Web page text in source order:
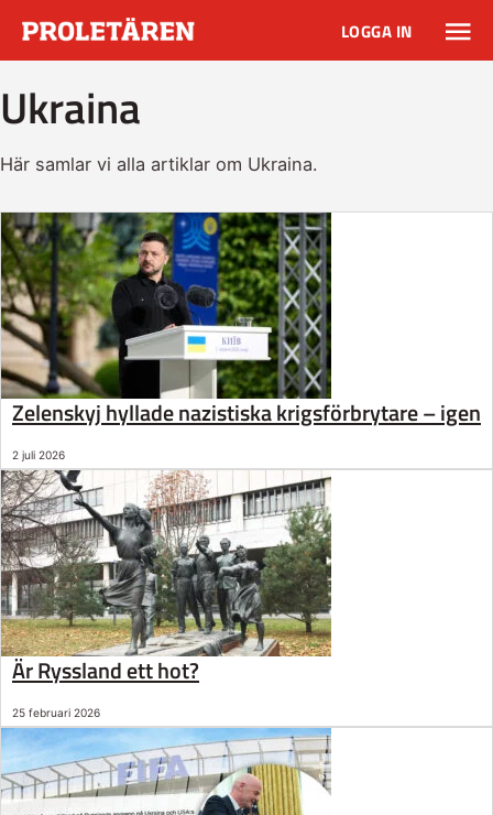
LOGGA IN
Ukraina
Här samlar vi alla artiklar om Ukraina.
Zelenskyj hyllade nazistiska krigsförbrytare – igen
2 juli 2026
Är Ryssland ett hot?
25 februari 2026